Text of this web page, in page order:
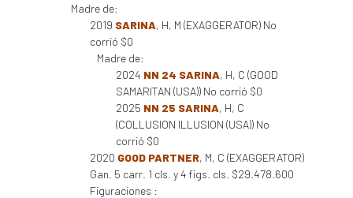
Madre de:
2019 SARINA, H, M (EXAGGERATOR) No
corrió $0
Madre de:
2024 NN 24 SARINA, H, C (GOOD
SAMARITAN (USA)) No corrió $0
2025 NN 25 SARINA, H, C
(COLLUSION ILLUSION (USA)) No
corrió $0
2020 GOOD PARTNER, M, C (EXAGGERATOR)
Gan. 5 carr. 1 cls. y 4 figs. cls. $29.478.600
Figuraciones :